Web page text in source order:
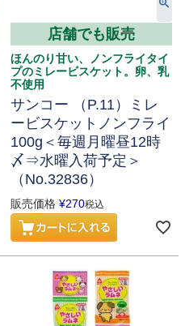
店舗でも販売
ほんのり甘い、ノンフライタイ
プのミレービスケット。卵、乳
不使用
サンコー （P.11）ミレ
ービスケットノンフライ
100g＜毎週月曜昼12時
〆⇒水曜入荷予定＞
（No.32836）
販売価格 ¥270税込